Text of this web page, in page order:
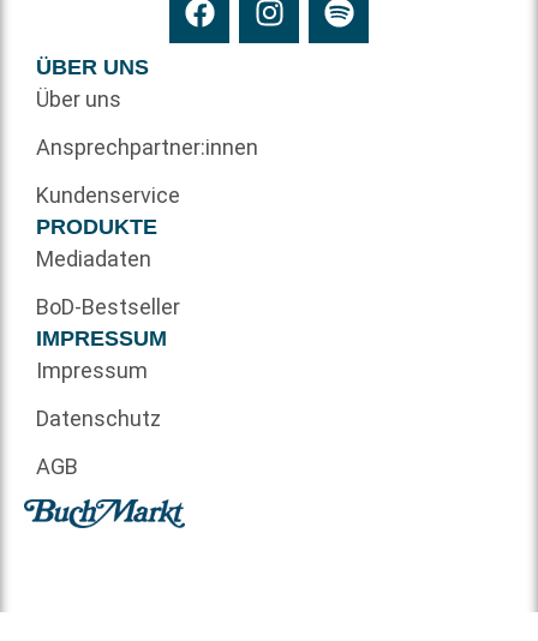
ÜBER UNS
Über uns
Ansprechpartner:innen
Kundenservice
PRODUKTE
Mediadaten
BoD-Bestseller
IMPRESSUM
Impressum
Datenschutz
AGB